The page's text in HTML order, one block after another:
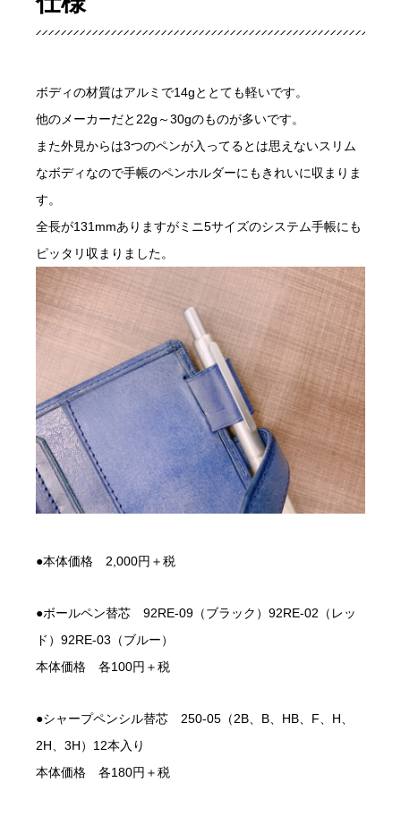
ボディの材質はアルミで14gととても軽いです。
他のメーカーだと22g～30gのものが多いです。
また外見からは3つのペンが入ってるとは思えないスリム
なボディなので手帳のペンホルダーにもきれいに収まりま
す。
全長が131mmありますがミニ5サイズのシステム手帳にも
ピッタリ収まりました。
●本体価格 2,000円＋税
●ボールペン替芯 92RE-09（ブラック）92RE-02（レッ
ド）92RE-03（ブルー）
本体価格 各100円＋税
●シャープペンシル替芯 250-05（2B、B、HB、F、H、
2H、3H）12本入り
本体価格 各180円＋税